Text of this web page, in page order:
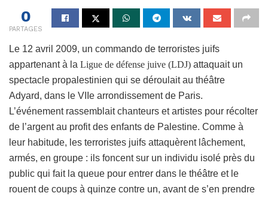
0
PARTAGES
Le 12 avril 2009, un commando de terroristes juifs
appartenant à la Ligue de défense juive (LDJ) attaquait un
spectacle propalestinien qui se déroulait au théâtre
Adyard, dans le VIIe arrondissement de Paris.
L’événement rassemblait chanteurs et artistes pour récolter
de l’argent au profit des enfants de Palestine. Comme à
leur habitude, les terroristes juifs attaquèrent lâchement,
armés, en groupe : ils foncent sur un individu isolé près du
public qui fait la queue pour entrer dans le théâtre et le
rouent de coups à quinze contre un, avant de s’en prendre